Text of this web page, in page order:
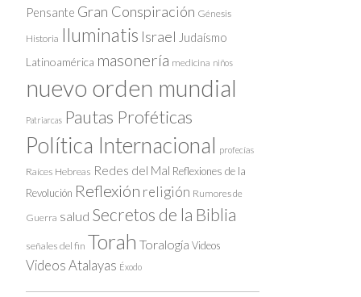
Pensante Gran Conspiración Génesis
Historia Iluminatis Israel Judaísmo
Latinoamérica masonería medicina niños
nuevo orden mundial
Patriarcas Pautas Proféticas
Política Internacional profecías
Raíces Hebreas Redes del Mal Reflexiones de la
Revolución Reflexión religión Rumores de
Guerra salud Secretos de la Biblia
señales del fin Torah Toralogía Videos
Videos Atalayas Éxodo